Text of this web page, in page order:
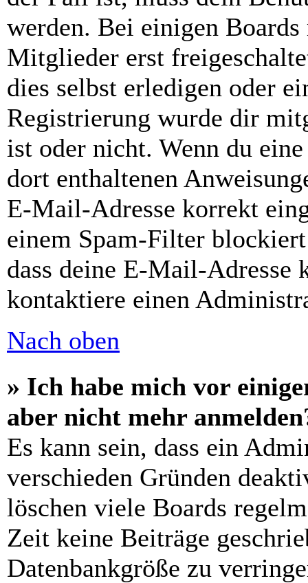
werden. Bei einigen Boards
Mitglieder erst
dies selbst erledigen oder
Registrierung wurde dir
ist oder nicht. Wenn du
dort enthaltenen
E-Mail-Adresse korrekt
einem Spam-Filter
dass deine E-Mail-Adresse
kontaktiere einen
Nach oben
» Ich habe mich vor
aber nicht mehr
Es kann sein, dass ein
verschieden Gründen
löschen viele Boards
Zeit keine Beiträge
Datenbankgröße zu